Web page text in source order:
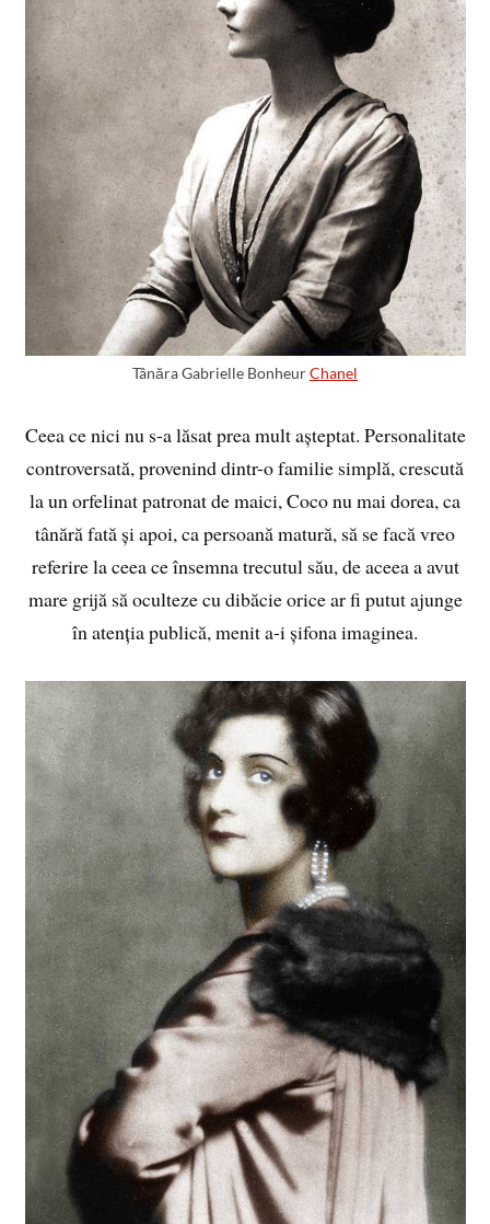
Tânăra Gabrielle BonheurChanel
Ceea ce nici nu s-a lăsat prea mult așteptat. Personalitate
controversată, provenind dintr-o familie simplă, crescută
la un orfelinat patronat de maici, Coco nu mai dorea, ca
tânără fată și apoi, ca persoană matură, să se facă vreo
referire la ceea ce însemna trecutul său, de aceea a avut
mare grijă să oculteze cu dibăcie orice ar fi putut ajunge
în atenția publică, menit a-i șifona imaginea.